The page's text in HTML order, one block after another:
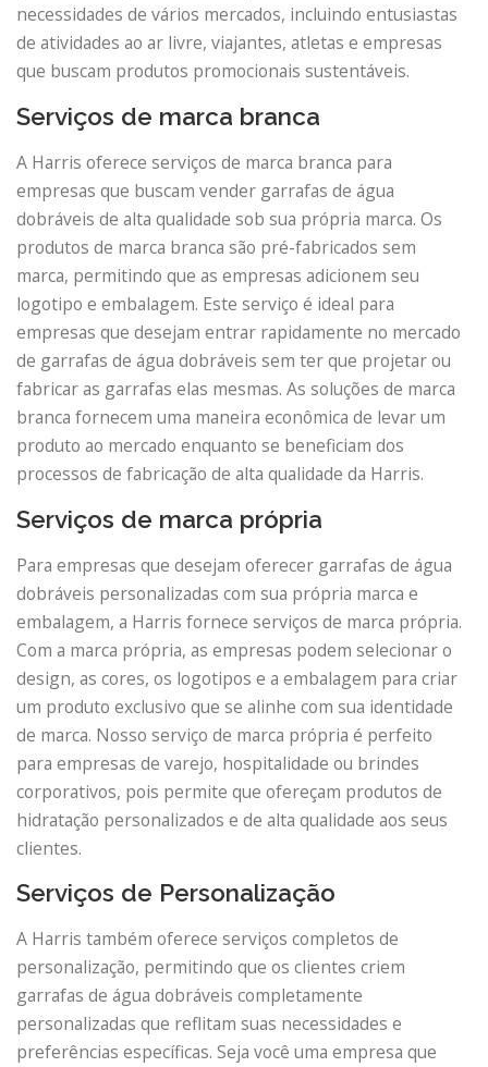
necessidades de vários mercados, incluindo entusiastas
de atividades ao ar livre, viajantes, atletas e empresas
que buscam produtos promocionais sustentáveis.
Serviços de marca branca
A Harris oferece serviços de marca branca para
empresas que buscam vender garrafas de água
dobráveis ​​de alta qualidade sob sua própria marca. Os
produtos de marca branca são pré-fabricados sem
marca, permitindo que as empresas adicionem seu
logotipo e embalagem. Este serviço é ideal para
empresas que desejam entrar rapidamente no mercado
de garrafas de água dobráveis ​​sem ter que projetar ou
fabricar as garrafas elas mesmas. As soluções de marca
branca fornecem uma maneira econômica de levar um
produto ao mercado enquanto se beneficiam dos
processos de fabricação de alta qualidade da Harris.
Serviços de marca própria
Para empresas que desejam oferecer garrafas de água
dobráveis ​​personalizadas com sua própria marca e
embalagem, a Harris fornece serviços de marca própria.
Com a marca própria, as empresas podem selecionar o
design, as cores, os logotipos e a embalagem para criar
um produto exclusivo que se alinhe com sua identidade
de marca. Nosso serviço de marca própria é perfeito
para empresas de varejo, hospitalidade ou brindes
corporativos, pois permite que ofereçam produtos de
hidratação personalizados e de alta qualidade aos seus
clientes.
Serviços de Personalização
A Harris também oferece serviços completos de
personalização, permitindo que os clientes criem
garrafas de água dobráveis ​​completamente
personalizadas que reflitam suas necessidades e
preferências específicas. Seja você uma empresa que